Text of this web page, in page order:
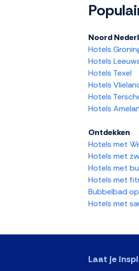
Noord
Hotels
Hotels
Hotels Texel
Hotels
Hotels
Hotels
Ontdekken
Hotels met
Hotels met
Hotels met
Hotels met
Bubbelbad
Hotels met
Laat je